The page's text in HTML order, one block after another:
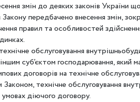
змін до деяких законів України
передбачено внесення змін,
правил та особливостей
обслуговування
суб’єктом господарювання, який
договорів на технічне
технічне обслуговування
діючого договору.